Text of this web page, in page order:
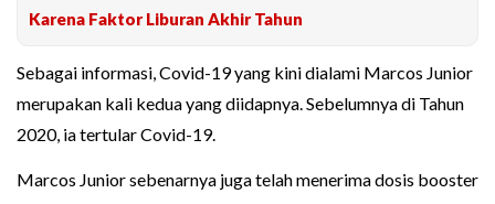
Karena Faktor Liburan Akhir Tahun
Sebagai informasi, Covid-19 yang kini dialami Marcos Junior
merupakan kali kedua yang diidapnya. Sebelumnya di Tahun
2020, ia tertular Covid-19.
Marcos Junior sebenarnya juga telah menerima dosis booster